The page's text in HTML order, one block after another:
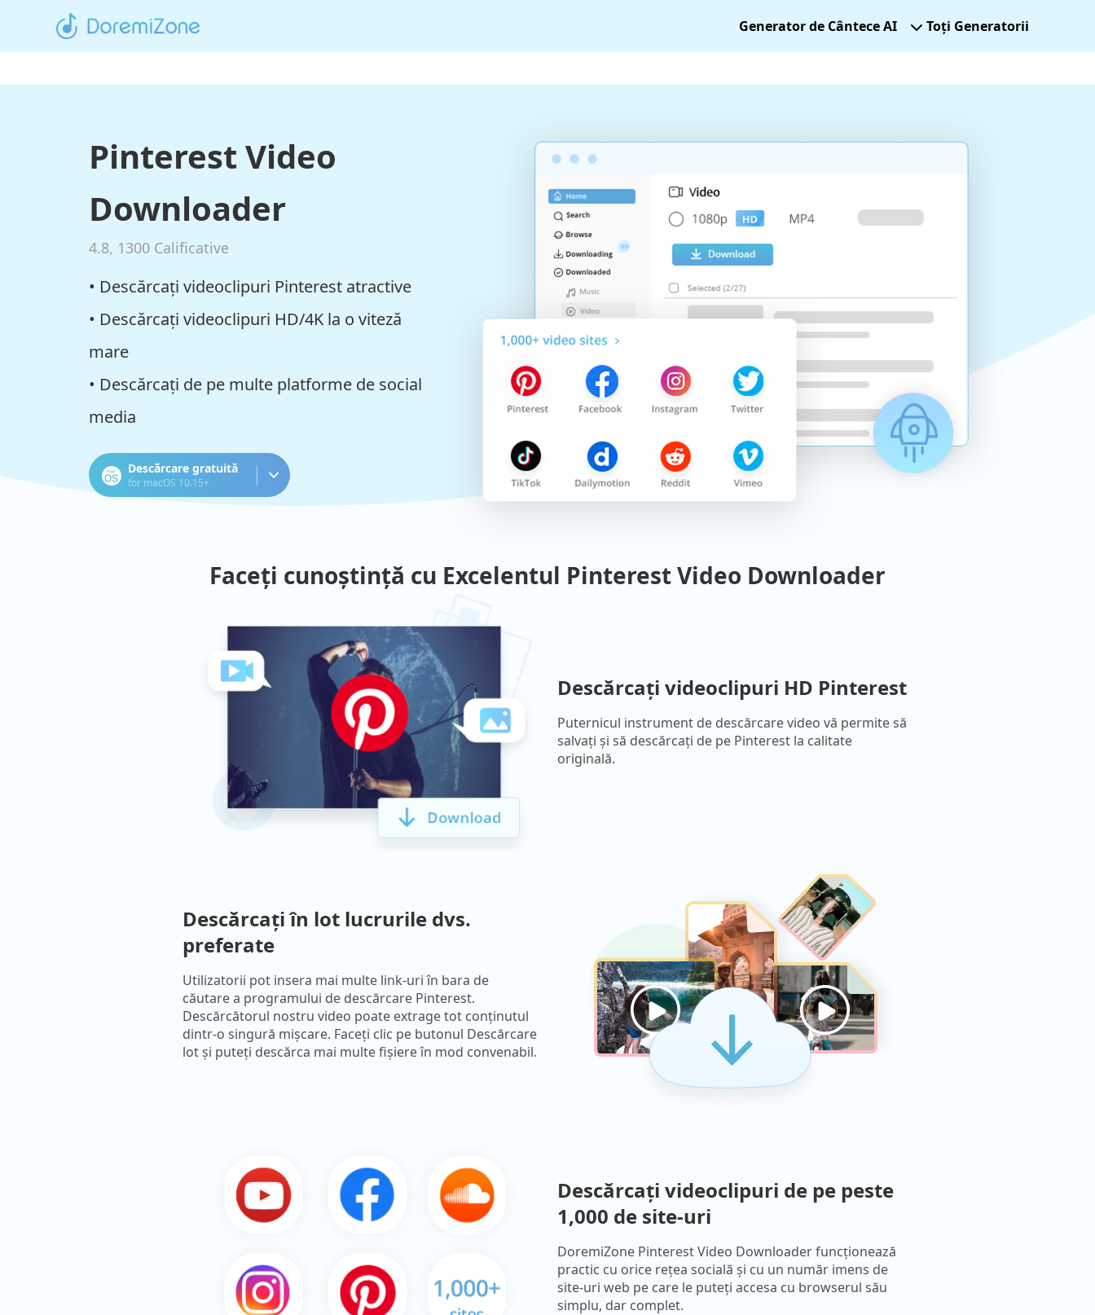
Generator de Cântece AI Toți Generatorii
Pinterest Video
Downloader
4.8, 1300 Calificative
• Descărcați videoclipuri Pinterest atractive
• Descărcați videoclipuri HD/4K la o viteză
mare
• Descărcați de pe multe platforme de social
media
Descărcare gratuită
for macOS 10.15+
Faceți cunoștință cu Excelentul Pinterest Video Downloader
Descărcați videoclipuri HD Pinterest
Puternicul instrument de descărcare video vă permite să
salvați și să descărcați de pe Pinterest la calitate
originală.
Descărcați în lot lucrurile dvs.
preferate
Utilizatorii pot insera mai multe link-uri în bara de
căutare a programului de descărcare Pinterest.
Descărcătorul nostru video poate extrage tot conținutul
dintr-o singură mișcare. Faceți clic pe butonul Descărcare
lot și puteți descărca mai multe fișiere în mod convenabil.
Descărcați videoclipuri de pe peste
1,000 de site-uri
DoremiZone Pinterest Video Downloader funcționează
practic cu orice rețea socială și cu un număr imens de
site-uri web pe care le puteți accesa cu browserul său
simplu, dar complet.